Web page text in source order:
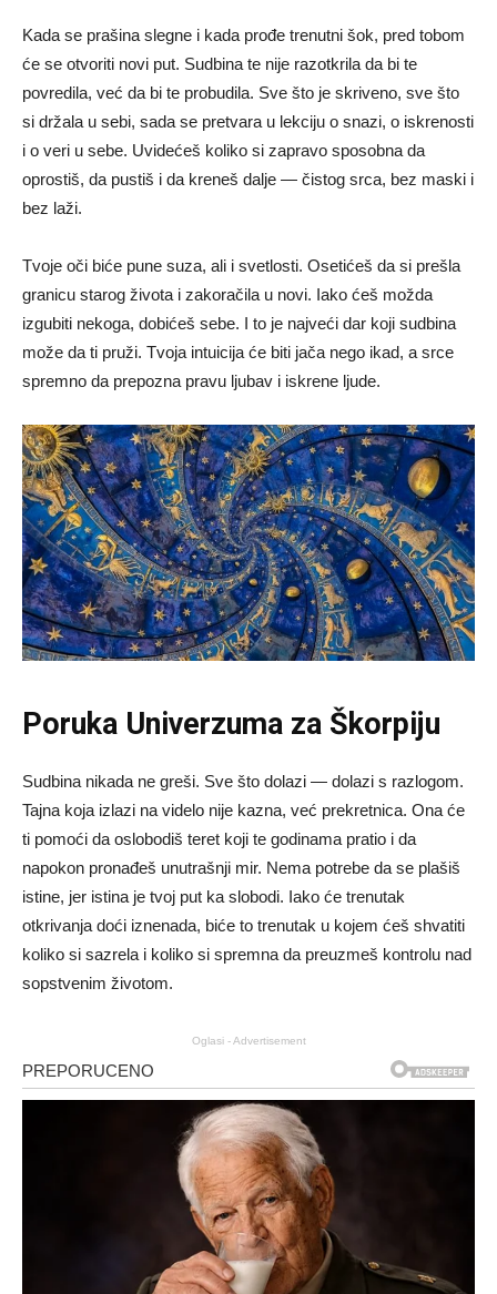
Kada se prašina slegne i kada prođe trenutni šok, pred tobom
će se otvoriti novi put. Sudbina te nije razotkrila da bi te
povredila, već da bi te probudila. Sve što je skriveno, sve što
si držala u sebi, sada se pretvara u lekciju o snazi, o iskrenosti
i o veri u sebe. Uvidećeš koliko si zapravo sposobna da
oprostiš, da pustiš i da kreneš dalje — čistog srca, bez maski i
bez laži.
Tvoje oči biće pune suza, ali i svetlosti. Osetićeš da si prešla
granicu starog života i zakoračila u novi. Iako ćeš možda
izgubiti nekoga, dobićeš sebe. I to je najveći dar koji sudbina
može da ti pruži. Tvoja intuicija će biti jača nego ikad, a srce
spremno da prepozna pravu ljubav i iskrene ljude.
Poruka Univerzuma za Škorpiju
Sudbina nikada ne greši. Sve što dolazi — dolazi s razlogom.
Tajna koja izlazi na videlo nije kazna, već prekretnica. Ona će
ti pomoći da oslobodiš teret koji te godinama pratio i da
napokon pronađeš unutrašnji mir. Nema potrebe da se plašiš
istine, jer istina je tvoj put ka slobodi. Iako će trenutak
otkrivanja doći iznenada, biće to trenutak u kojem ćeš shvatiti
koliko si sazrela i koliko si spremna da preuzmeš kontrolu nad
sopstvenim životom.
Oglasi - Advertisement